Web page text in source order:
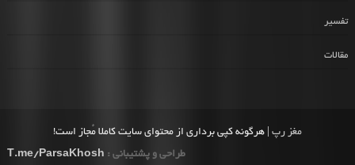
تفسیر
مقالات
مغز رپ | هرگونه کپی برداری از محتوای سایت کاملا مُجاز است!
طراحی و پشتیبانی : T.me/ParsaKhosh